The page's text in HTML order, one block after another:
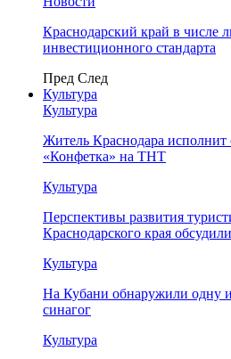
Краснодарский край в числе
инвестиционного стандарта
Пред След
Культура
Культура
Житель Краснодара исполнит
«Конфетка» на ТНТ
Культура
Перспективы развития
Краснодарского края
Культура
На Кубани обнаружили одну
синагог
Культура